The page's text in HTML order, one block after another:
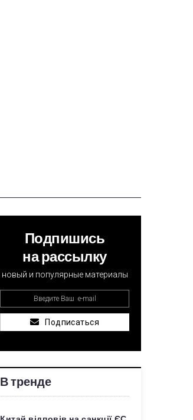
Подпишись
на рассылку
новый и популярные материалы
Подписаться
В тренде